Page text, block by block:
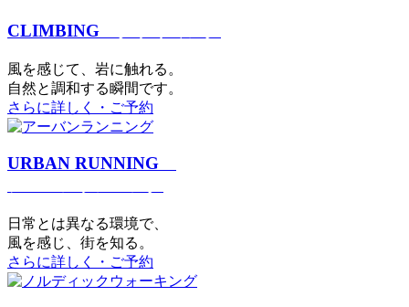
CLIMBING
⾵を感じて、岩に触れる。
⾃然と調和する瞬間です。
さらに詳しく・ご予約
URBAN RUNNING
日常とは異なる環境で、
風を感じ、街を知る。
さらに詳しく・ご予約